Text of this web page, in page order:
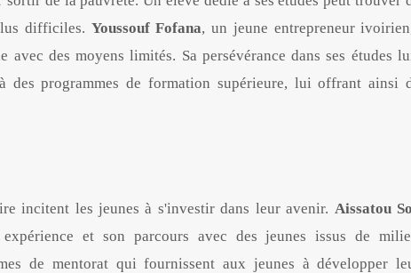
difficiles. Youssouf Fofana, un jeune entrepreneur
avec des moyens limités. Sa persévérance dans ses études
des programmes de formation supérieure, lui offrant ainsi
incitent les jeunes à s'investir dans leur avenir. Aissatou
et son parcours avec des jeunes issus de
de mentorat qui fournissent aux jeunes à développer